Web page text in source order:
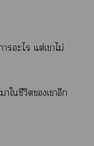
ะไ แต่เาไม่
ใชีวิตเาอีก